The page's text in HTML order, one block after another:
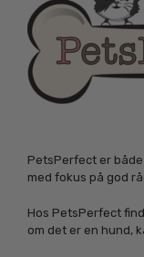
PetsPerfect er
med fokus på god
Hos PetsPerfect
om det er en hund,